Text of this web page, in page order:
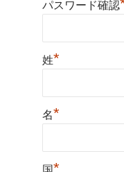
パスワード確認
姓*
名*
国*